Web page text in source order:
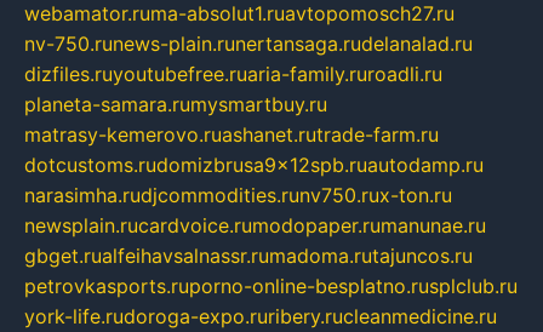
webamator.ruma-absolut1.ruavtopomosch27.ru
nv-750.runews-plain.runertansaga.rudelanalad.ru
dizfiles.ruyoutubefree.ruaria-family.ruroadli.ru
planeta-samara.rumysmartbuy.ru
matrasy-kemerovo.ruashanet.rutrade-farm.ru
dotcustoms.rudomizbrusa9x12spb.ruautodamp.ru
narasimha.rudjcommodities.runv750.rux-ton.ru
newsplain.rucardvoice.rumodopaper.rumanunae.ru
gbget.rualfeihavsalnassr.rumadoma.rutajuncos.ru
petrovkasports.ruporno-online-besplatno.rusplclub.ru
york-life.rudoroga-expo.ruribery.rucleanmedicine.ru